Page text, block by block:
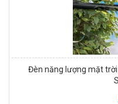
hợp camera quan sát Akiko